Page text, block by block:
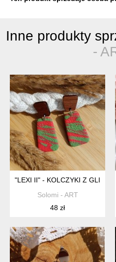
Inne produkty
-
"LEXI II" - KOLCZYKI Z GLINY
Solomi - ART
48 zł